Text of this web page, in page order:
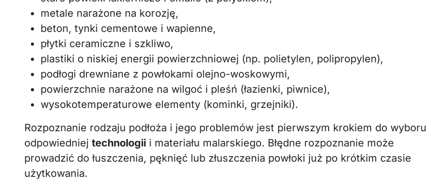
metale narażone na korozję,
beton, tynki cementowe i wapienne,
płytki ceramiczne i szkliwo,
plastiki o niskiej energii powierzchniowej (np. polietylen, polipropylen),
podłogi drewniane z powłokami olejno-woskowymi,
powierzchnie narażone na wilgoć i pleśń (łazienki, piwnice),
wysokotemperaturowe elementy (kominki, grzejniki).
Rozpoznanie rodzaju podłoża i jego problemów jest pierwszym krokiem do wyboru
odpowiedniej technologii i materiału malarskiego. Błędne rozpoznanie może
prowadzić do łuszczenia, pęknięć lub złuszczenia powłoki już po krótkim czasie
użytkowania.